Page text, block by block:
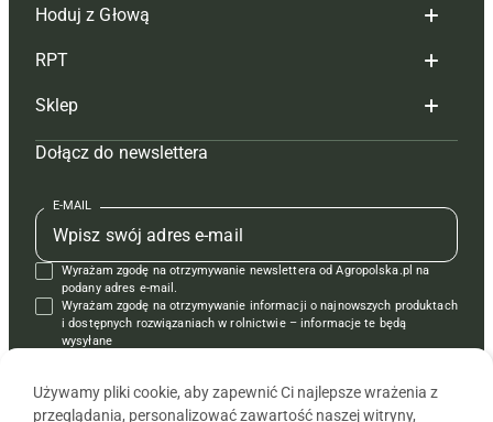
Redakcja
Reklama
Tagi
Mapa serwisu
Kontakt
Regulamin
Polityka prywatności
Hoduj z Głową
Hoduj z głową bydło
Hoduj z głową świnie
Prenumerata
Redakcja
Kontakt
Reklama
RPT
Redakcja
Prenumerata
Reklama
Kontakt
Krzyżówki
Sklep
Czasopisma i prenumerata
Książki
Regulamin
Dołącz do newslettera
E-MAIL
Wyrażam zgodę na otrzymywanie newslettera od Agropolska.pl na
podany adres e-mail.
Wyrażam zgodę na otrzymywanie informacji o najnowszych produktach
i dostępnych rozwiązaniach w rolnictwie – informacje te będą
wysyłane
Używamy pliki cookie, aby zapewnić Ci najlepsze wrażenia z
przeglądania, personalizować zawartość naszej witryny,